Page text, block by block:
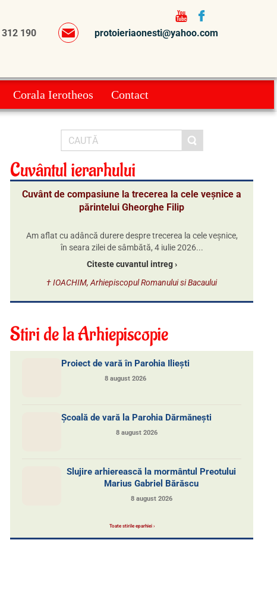
protoieriaonesti@yahoo.com
312 190
Corala Ierotheos Contact
Cuvântul ierarhului
Cuvânt de compasiune la trecerea la cele veșnice a
părintelui Gheorghe Filip
Am aflat cu adâncă durere despre trecerea la cele veșnice,
în seara zilei de sâmbătă, 4 iulie 2026...
Citeste cuvantul intreg ›
† IOACHIM, Arhiepiscopul Romanului si Bacaului
Stiri de la Arhiepiscopie
Proiect de vară în Parohia Iliești
8 august 2026
Școală de vară la Parohia Dărmănești
8 august 2026
Slujire arhierească la mormântul Preotului
Marius Gabriel Bărăscu
8 august 2026
Toate stirile eparhiei ›